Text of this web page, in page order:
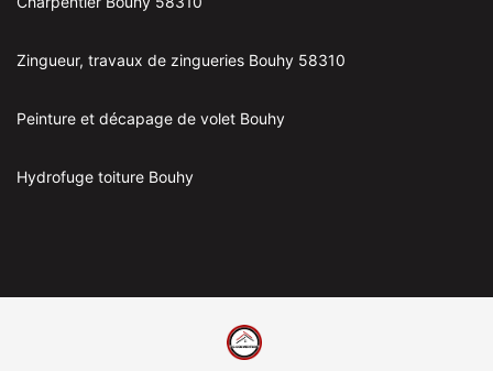
Zingueur, travaux de zingueries Bouhy 58310
Peinture et décapage de volet Bouhy
Hydrofuge toiture Bouhy